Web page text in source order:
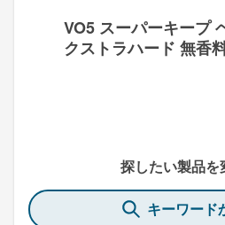
VO5 スーパーキープ
クストラハード 無香
探したい製品を
キーワード